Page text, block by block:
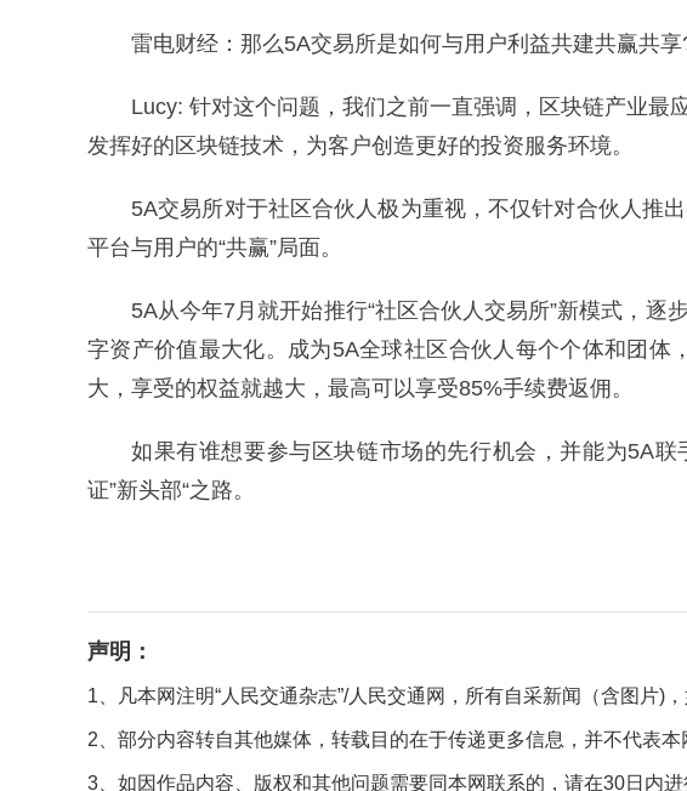
雷电财经：那么5A交易所是如何与用户利益共建共赢共享
Lucy: 针对这个问题，我们之前一直强调，区块链产业最
发挥好的区块链技术，为客户创造更好的投资服务环境。
5A交易所对于社区合伙人极为重视，不仅针对合伙人推
平台与用户的“共赢”局面。
5A从今年7月就开始推行“社区合伙人交易所”新模式，
字资产价值最大化。成为5A全球社区合伙人每个个体和团
大，享受的权益就越大，最高可以享受85%手续费返佣。
如果有谁想要参与区块链市场的先行机会，并能为5A
证”新头部“之路。
声明：
1、凡本网注明“人民交通杂志”/人民交通网，所有自采新闻（含图片)
2、部分内容转自其他媒体，转载目的在于传递更多信息，并不代表本
3、如因作品内容、版权和其他问题需要同本网联系的，请在30日内